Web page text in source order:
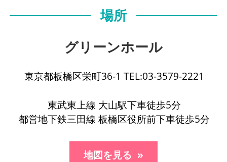
場所
グリーンホール
東京都板橋区栄町36-1 TEL:03-3579-2221
東武東上線 大山駅下車徒歩5分
都営地下鉄三田線 板橋区役所前下車徒歩5分
地図を見る